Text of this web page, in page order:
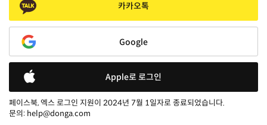
카카오톡
Google
Apple로 로그인
페이스북, 엑스 로그인 지원이 2024년 7월 1일자로 종료되었습니다.
문의: help@donga.com